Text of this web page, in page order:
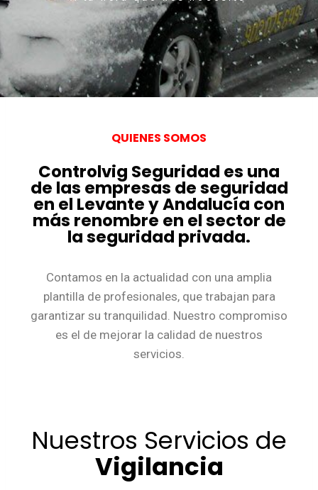
QUIENES SOMOS
Controlvig Seguridad es una
de las empresas de seguridad
en el Levante y Andalucía con
más renombre en el sector de
la seguridad privada.
Contamos en la actualidad con una amplia
plantilla de profesionales, que trabajan para
garantizar su tranquilidad. Nuestro compromiso
es el de mejorar la calidad de nuestros
servicios.
Nuestros Servicios de
Vigilancia